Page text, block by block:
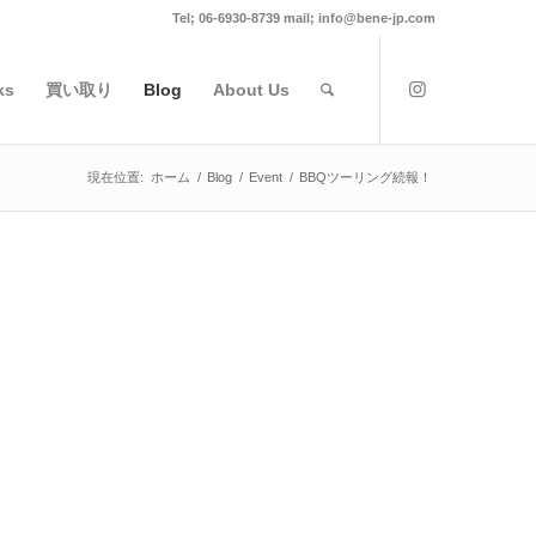
Tel; 06-6930-8739 mail; info@bene-jp.com
買い取り Blog About Us
現在位置: ホーム / Blog / Event / BBQツーリング続報！